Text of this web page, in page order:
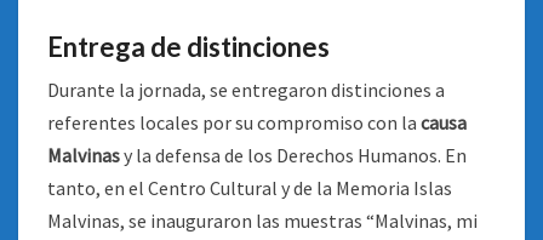
Entrega de distinciones
Durante la jornada, se entregaron distinciones a
referentes locales por su compromiso con la causa
Malvinasy la defensa de los Derechos Humanos. En
tanto, en el Centro Cultural y de la Memoria Islas
Malvinas, se inauguraron las muestras “Malvinas, mi